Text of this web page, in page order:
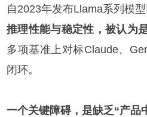
自2023年发布Llama系列模
推理性能与稳定性，被认为
多项基准上对标Claude、
闭环。
一个关键障碍，是缺乏“产品